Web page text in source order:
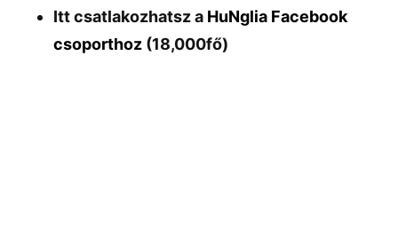
Itt csatlakozhatsz a HuNglia Facebook
csoporthoz (18,000fő)